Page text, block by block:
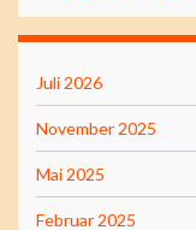
Juli 2026
November 2025
Mai 2025
Februar 2025